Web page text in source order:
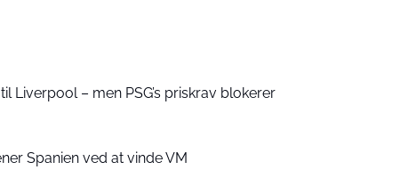
Liverpool – men PSG’s priskrav blokerer
Spanien ved at vinde VM